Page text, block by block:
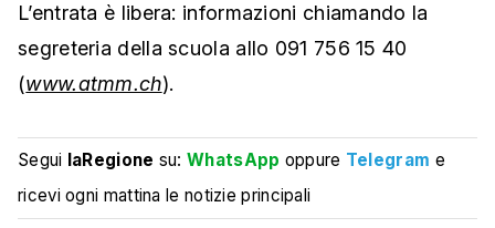
L’entrata è libera: informazioni chiamando la
segreteria della scuola allo 091 756 15 40
(www.atmm.ch).
Segui laRegione su:WhatsApp oppure Telegram e
ricevi ogni mattina le notizie principali